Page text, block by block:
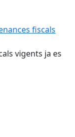
fiscals
vigents ja es